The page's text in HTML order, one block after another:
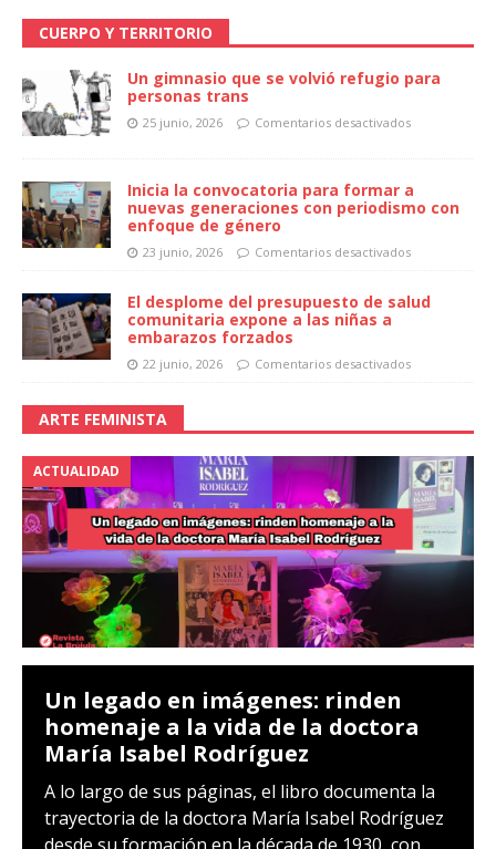
CUERPO Y TERRITORIO
Un gimnasio que se volvió refugio para
personas trans
25 junio, 2026 Comentarios desactivados
Inicia la convocatoria para formar a
nuevas generaciones con periodismo con
enfoque de género
23 junio, 2026 Comentarios desactivados
El desplome del presupuesto de salud
comunitaria expone a las niñas a
embarazos forzados
22 junio, 2026 Comentarios desactivados
ARTE FEMINISTA
ACTUALIDAD
Un legado en imágenes: rinden
homenaje a la vida de la doctora
María Isabel Rodríguez
A lo largo de sus páginas, el libro documenta la
trayectoria de la doctora María Isabel Rodríguez